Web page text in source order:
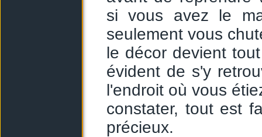
si vous avez le
seulement vous
le décor devient
évident de s'y
l'endroit où vous
constater, tout est
précieux.